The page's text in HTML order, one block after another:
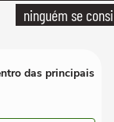
ninguém se
das principais